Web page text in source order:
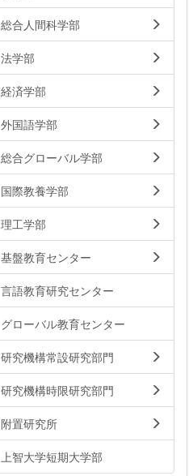
総合人間科学部
法学部
経済学部
外国語学部
総合グローバル学部
国際教養学部
理工学部
基盤教育センター
言語教育研究センター
グローバル教育センター
研究機構常設研究部門
研究機構時限研究部門
附置研究所
上智大学短期大学部